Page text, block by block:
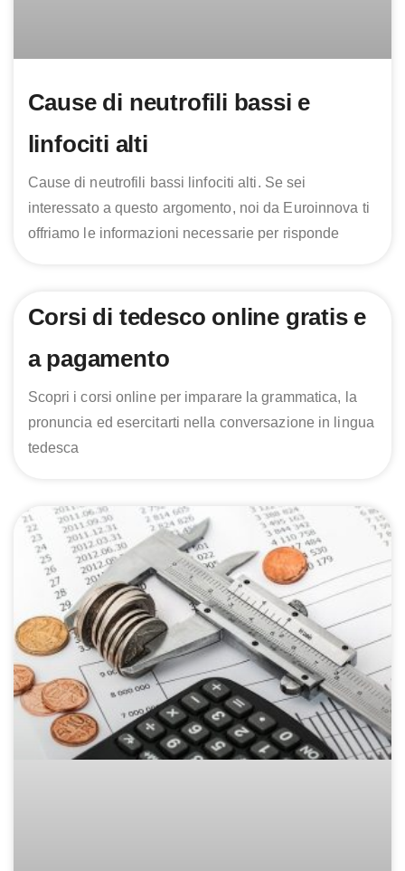
Cause di neutrofili bassi e
linfociti alti
Cause di neutrofili bassi linfociti alti. Se sei
interessato a questo argomento, noi da Euroinnova ti
offriamo le informazioni necessarie per risponde
Corsi di tedesco online gratis e
a pagamento
Scopri i corsi online per imparare la grammatica, la
pronuncia ed esercitarti nella conversazione in lingua
tedesca